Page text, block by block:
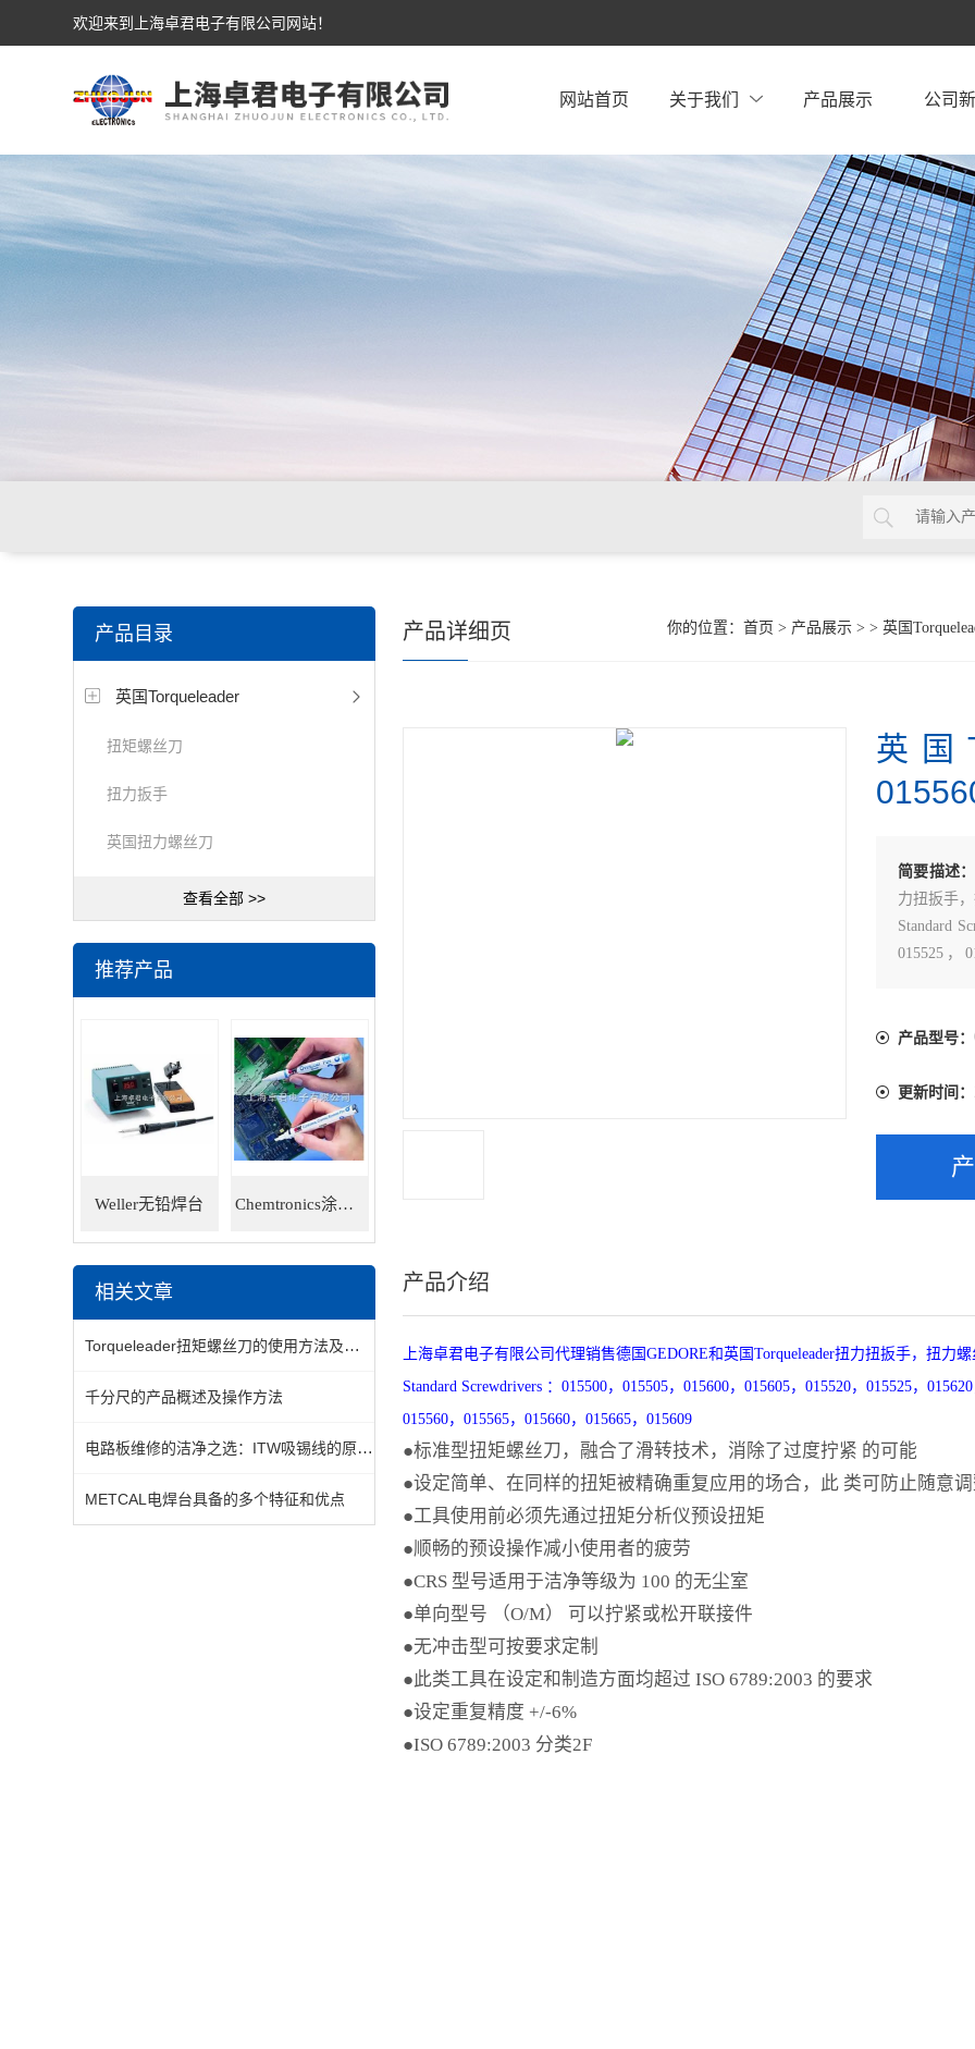
欢迎来到上海卓君电子有限公司网站！
网站首页 关于我们 产品展示 公司
产品目录
英国Torqueleader
扭矩螺丝刀
扭力扳手
英国扭力螺丝刀
查看全部 >>
推荐产品
Weller无铅焊台 Chemtronics涂层笔
相关文章
Torqueleader扭矩螺丝刀的使用方法及注意事项
千分尺的产品概述及操作方法
电路板维修的洁净之选：ITW吸锡线的原理解析与使用技巧
METCAL电焊台具备的多个特征和优点
你的位置： 首页 > 产品展示> > 英国
产品详细页
英国
简要描述：
力扭扳手
Standard
015525，
产品型号：
更新时间：
产品介绍
上海卓君电子有限公司代理销售德国GEDORE和英国Torqueleader扭力扭扳手，扭力螺
Standard Screwdrivers ：015500，015505，015600，015605，015520，015525，
015560，015565，015660，015665，015609
●标准型扭矩螺丝刀，融合了滑转技术，消除了过度拧紧 的可能
●设定简单、在同样的扭矩被精确重复应用的场合，此 类可防止随意
●工具使用前必须先通过扭矩分析仪预设扭矩
●顺畅的预设操作减小使用者的疲劳
●CRS 型号适用于洁净等级为 100 的无尘室
●单向型号 （O/M） 可以拧紧或松开联接件
●无冲击型可按要求定制
●此类工具在设定和制造方面均超过 ISO 6789:2003 的要求
●设定重复精度 +/-6%
●ISO 6789:2003 分类2F